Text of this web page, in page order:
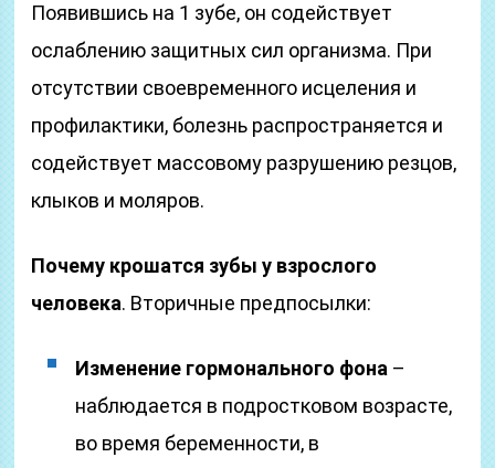
Появившись на 1 зубе, он содействует
ослаблению защитных сил организма. При
отсутствии своевременного исцеления и
профилактики, болезнь распространяется и
содействует массовому разрушению резцов,
клыков и моляров.
Почему крошатся зубы у взрослого
человека. Вторичные предпосылки:
Изменение гормонального фона –
наблюдается в подростковом возрасте,
во время беременности, в